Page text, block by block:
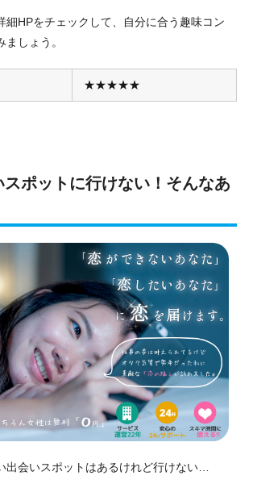
細HPをチェックして、自分に合う趣味コン
しょう。
★★★★★
スポットに行けない！そんなあ
出会いスポットはあるけれど行けない…